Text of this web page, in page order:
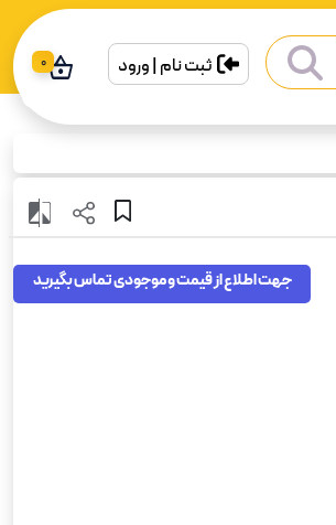
ثبت نام | ورود 0
جهت اطلاع از قیمت و موجودی تماس بگیرید